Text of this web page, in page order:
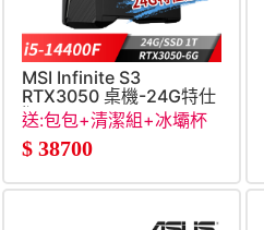
MSI Infinite S3
RTX3050 桌機-24G特仕
版 (i5-
14400F&#47;24G&#47;1T
SSD&#47;RTX3050-
送:包包+清潔組+冰壩杯
$ 38700